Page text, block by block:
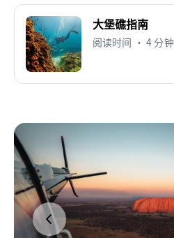
大堡礁指南
阅读时间 • 4 分钟